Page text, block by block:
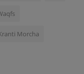
Morcha